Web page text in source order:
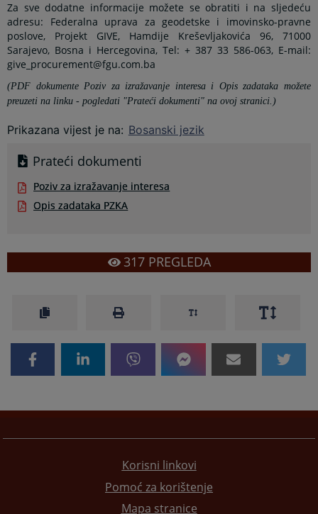
Za sve dodatne informacije možete se obratiti i na sljedeću
adresu: Federalna uprava za geodetske i imovinsko-pravne
poslove, Projekt GIVE, Hamdije Kreševljakovića 96, 71000
Sarajevo, Bosna i Hercegovina, Tel: + 387 33 586-063, E-mail:
give_procurement@fgu.com.ba
(PDF dokumente Poziv za izražavanje interesa i Opis zadataka možete
preuzeti na linku - pogledati "Prateći dokumenti" na ovoj stranici.)
Prikazana vijest je na: Bosanski jezik
Prateći dokumenti
Poziv za izražavanje interesa
Opis zadataka PZKA
317PREGLEDA
Korisni linkovi
Pomoć za korištenje
Mapa stranice